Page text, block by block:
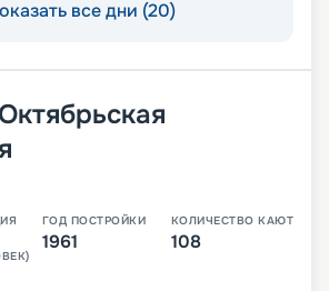
все дни (20)
Октябрьская
ГОД ПОСТРОЙКИ
1961
КОЛИЧЕСТВО КАЮТ
108